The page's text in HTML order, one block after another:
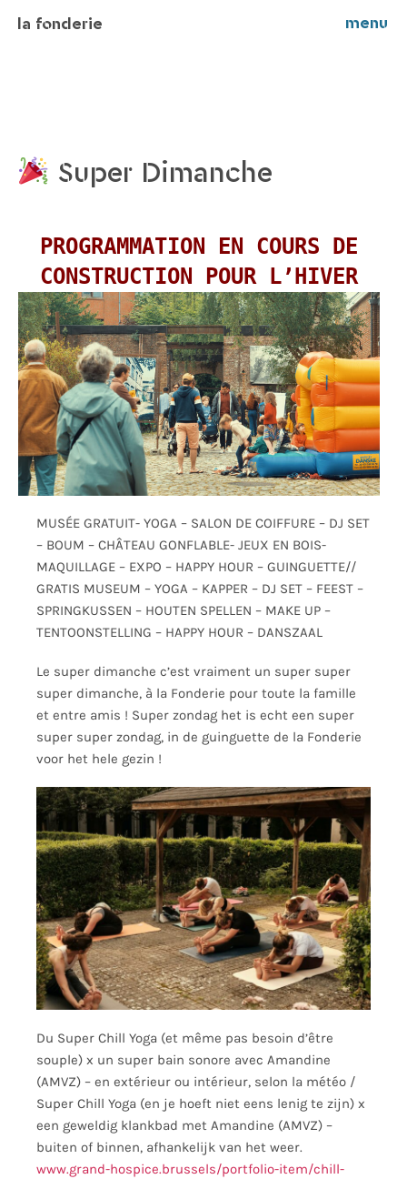
la fonderie menu
Super Dimanche
PROGRAMMATION EN COURS DE
CONSTRUCTION POUR L’HIVER
MUSÉE GRATUIT- YOGA – SALON DE COIFFURE – DJ SET
– BOUM – CHÂTEAU GONFLABLE- JEUX EN BOIS-
MAQUILLAGE – EXPO – HAPPY HOUR – GUINGUETTE//
GRATIS MUSEUM – YOGA – KAPPER – DJ SET – FEEST –
SPRINGKUSSEN – HOUTEN SPELLEN – MAKE UP –
TENTOONSTELLING – HAPPY HOUR – DANSZAAL
Le super dimanche c’est vraiment un super super
super dimanche, à la Fonderie pour toute la famille
et entre amis ! Super zondag het is echt een super
super super zondag, in de guinguette de la Fonderie
voor het hele gezin !
Du Super Chill Yoga (et même pas besoin d’être
souple) x un super bain sonore avec Amandine
(AMVZ) – en extérieur ou intérieur, selon la météo /
Super Chill Yoga (en je hoeft niet eens lenig te zijn) x
een geweldig klankbad met Amandine (AMVZ) –
buiten of binnen, afhankelijk van het weer.
www.grand-hospice.brussels/portfolio-item/chill-